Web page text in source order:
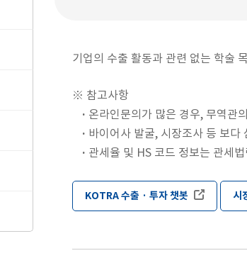
기업의 수출 활동과 관련 없는 학술
※ 참고사항
온라인문의가 많은 경우, 무역관
바이어사 발굴, 시장조사 등 보
관세율 및 HS 코드 정보는 관세
KOTRA 수출 · 투자 챗봇 시